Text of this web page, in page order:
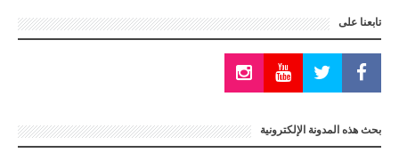
تابعنا على
بحث هذه المدونة الإلكترونية